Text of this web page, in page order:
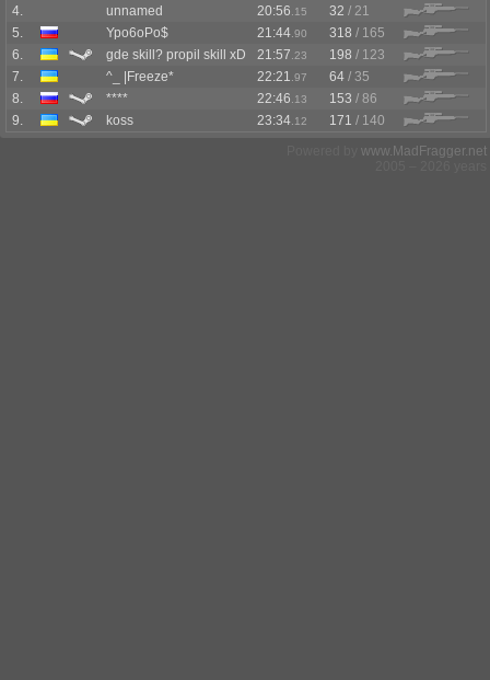
4.
unnamed 20:56 .15 32 / 21
5.
Ypo6oPo$ 21:44 .90 318 / 165
6.
gde skill? propil skill xD 21:57 .23 198 / 123
7.
^_ |Freeze* 22:21 .97 64 / 35
8.
**** 22:46 .13 153 / 86
9.
koss 23:34 .12 171 / 140
www.MadFragger.net